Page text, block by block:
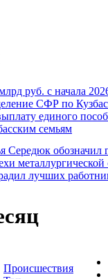
руб. с начала
СФР по
единого
семьям
Середюк обозначил
металлургической
лучших
Происшествия